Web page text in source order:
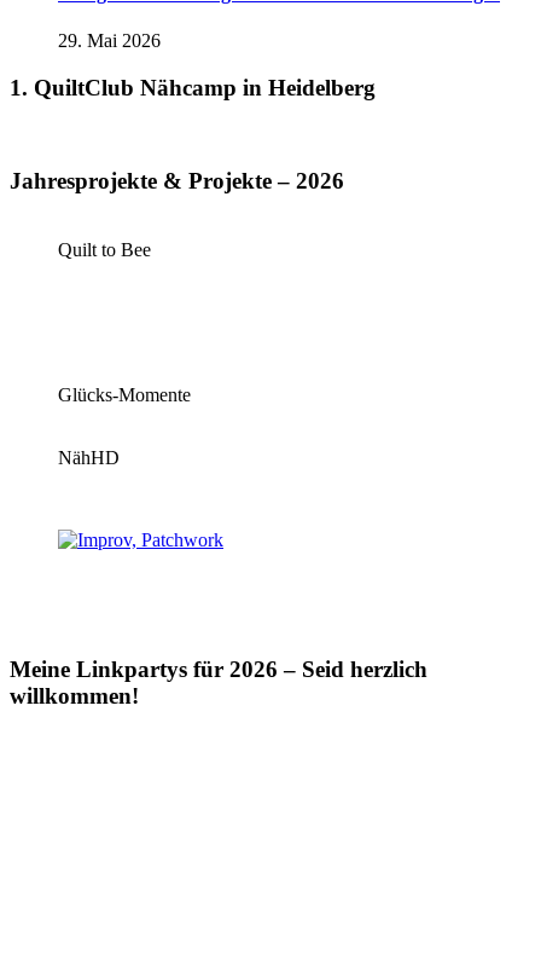
29. Mai 2026
1. QuiltClub Nähcamp in Heidelberg
Jahresprojekte & Projekte – 2026
Quilt to Bee
Glücks-Momente
NähHD
Meine Linkpartys für 2026 – Seid herzlich
willkommen!